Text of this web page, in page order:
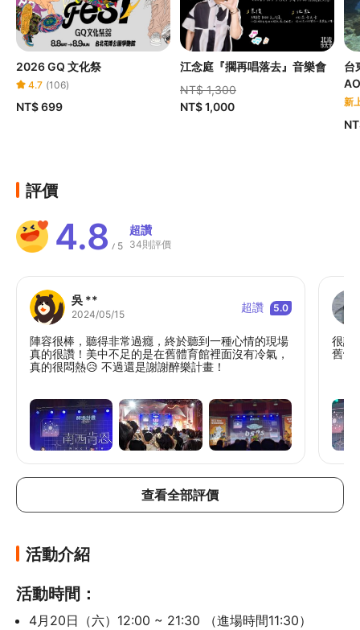
2026 GQ 文化祭
4.7 (106)
NT$ 699
江念庭『擱再唱落去』音樂會
NT$ 1,300
NT$ 1,000
台
新
評價
4.8 / 5
超讚
34則評價
吳 **
2024/05/15 超讚 5.0
陣容很棒，聽得非常過癮，終於聽到一種心情的現場
真的很讚！美中不足的是在舊體育館裡面沒有冷氣，
真的很悶熱😥 不過還是謝謝醉樂計畫！
很讚
舊體
查看全部評價
活動介紹
活動時間：
4月20日（六）12:00 ~ 21:30 （進場時間11:30）